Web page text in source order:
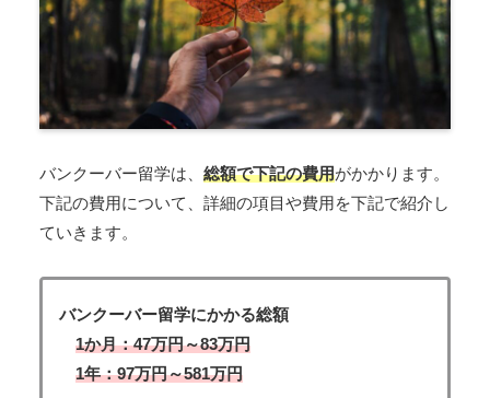
バンクーバー留学は、 総額で下記の費用がかかります。
下記の費用について、詳細の項目や費用を下記で紹介し
ていきます。
バンクーバー留学にかかる総額
1か月：47万円～83万円
1年：97万円～581万円